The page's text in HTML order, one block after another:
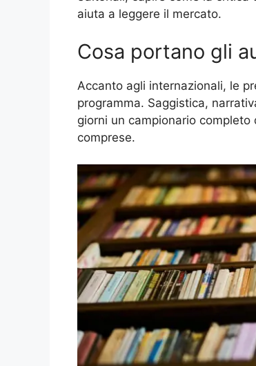
aiuta a leggere il mercato.
Cosa portano gli
Accanto agli internazionali, le
programma. Saggistica,
giorni un campionario
comprese.